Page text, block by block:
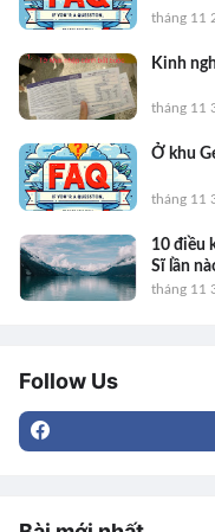
tháng 11
Kinh
tháng 11
Ở khu
tháng 11
10 điều
Sĩ lần
tháng 11
Follow Us